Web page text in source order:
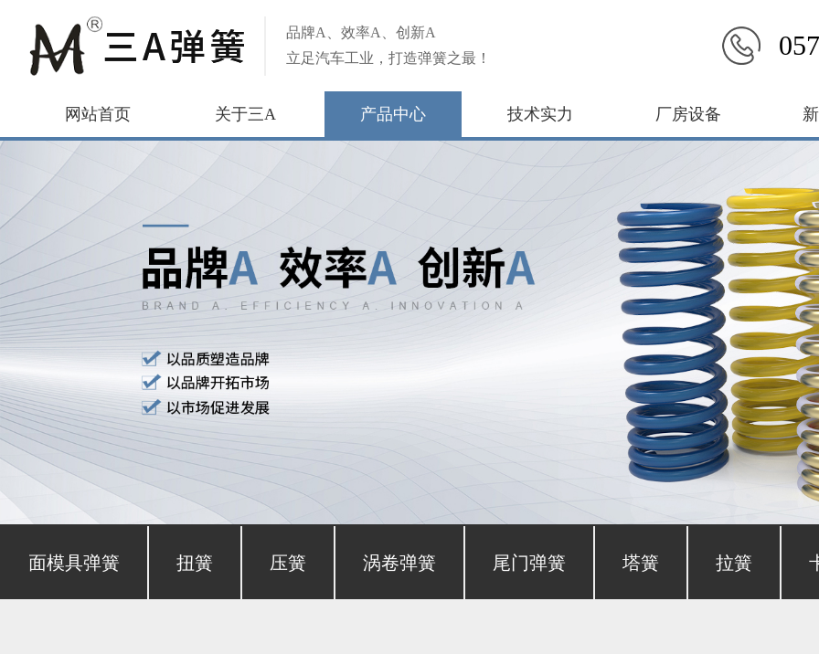
品牌A、效率A、创新A
立足汽车工业，打造弹簧之最！
网站首页 关于三A 产品中心 技术实力 厂房设备
截面模具弹簧 扭簧 压簧 涡卷弹簧 尾门弹簧 塔簧 拉簧